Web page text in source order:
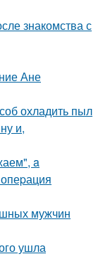
знакомства с
Ане
охладить пыл
и,
a
мужчин
ушла